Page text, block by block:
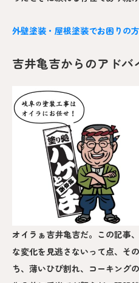
外壁塗装・屋根塗装でお困りの
吉井亀吉からのアドバ
オイラぁ吉井亀吉だ。この記事
な変化を見逃さないって点、そ
ち、薄いひび割れ、コーキング